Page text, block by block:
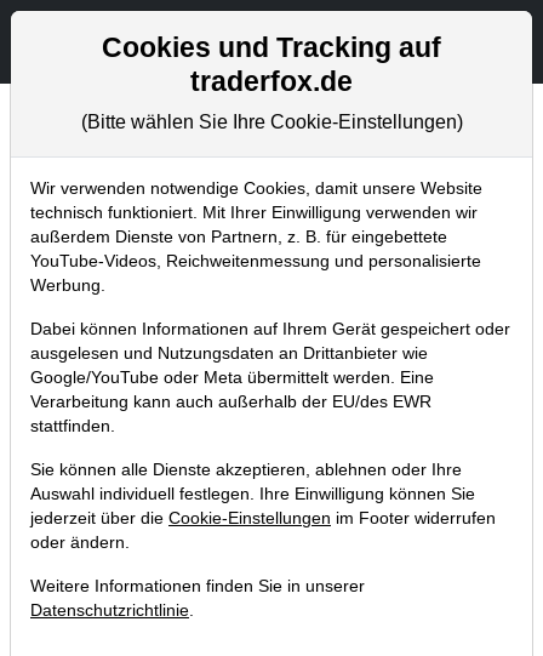
Aktien- und Artikelsuche
Chartanalysen
Home Blog Chartanalysen
Chartanalyse Enphase Energy: Mit
dieser Aktie vom Solarboom
profitieren?
09.04.2023 um 10:29 Uhr | P. Uhlschmied
Cookies und Tracking auf
traderfox.de
(Bitte wählen Sie Ihre Cookie-Einstellungen)
Wir verwenden notwendige Cookies, damit unsere Website
technisch funktioniert. Mit Ihrer Einwilligung verwenden wir
außerdem Dienste von Partnern, z. B. für eingebettete
YouTube-Videos, Reichweitenmessung und personalisierte
Werbung.
Dabei können Informationen auf Ihrem Gerät gespeichert oder
ausgelesen und Nutzungsdaten an Drittanbieter wie
Google/YouTube oder Meta übermittelt werden. Eine
Verarbeitung kann auch außerhalb der EU/des EWR
stattfinden.
Sie können alle Dienste akzeptieren, ablehnen oder Ihre
Auswahl individuell festlegen. Ihre Einwilligung können Sie
jederzeit über die Cookie-Einstellungen im Footer widerrufen
oder ändern.
Weitere Informationen finden Sie in unserer
Datenschutzrichtlinie.